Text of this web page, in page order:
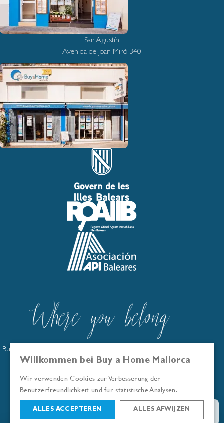
San Agustín
Avenida de Joan Miró 340
Buy a Home Mallorca ist im offiziellen Immobilienmaklerregister
der Balearen eingetragen: GOIBE586263/2024
© Buy a Home Mallorca 2026
Willkommen bei Buy a Home Mallorca
Wir verwenden Cookies zur Verbesserung der
Benutzerfreundlichkeit und für statistische Analysen.
ALLES ACCEPTEREN ALLES AFWIJZEN